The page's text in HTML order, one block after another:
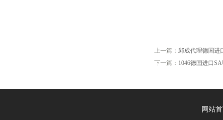
上一篇： 邱成代理德国进
下一篇： 1046德国进口
网站